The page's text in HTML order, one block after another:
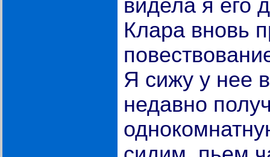
видела я его
Клара вновь
Я сижу у нее
недавно